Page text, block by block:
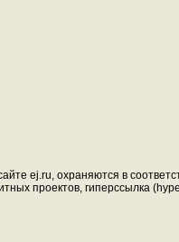
ej.ru, охраняются в
проектов, гиперссылка